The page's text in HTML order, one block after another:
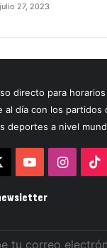
julio 27, 2023
directo para
al día con los partidos
deportes a nivel
YouTube